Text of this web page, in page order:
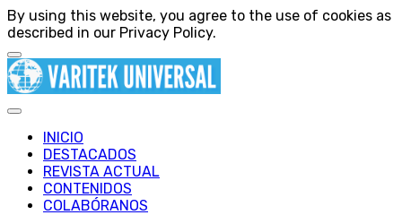
By using this website, you agree to the use of cookies as
described in our Privacy Policy.
INICIO
DESTACADOS
REVISTA ACTUAL
CONTENIDOS
COLABÓRANOS